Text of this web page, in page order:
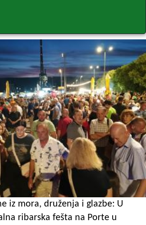
iz mora, druženja i glazbe: U
ribarska fešta na Porte u